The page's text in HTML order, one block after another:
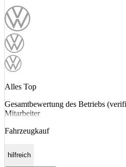
Alles Top
Gesamtbewertung des Betriebs
Mitarbeiter
Fahrzeugkauf
hilfreich